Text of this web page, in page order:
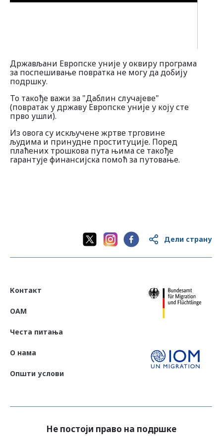
Држављани Европске уније у оквиру програма
за поспешивање повратка не могу да добију
подршку.
То такође важи за "Даблин случајеве"
(повратак у државу Европске уније у коју сте
прво ушли).
Из овога су искључене жртве трговине
људима и принудне проституције. Поред
плаћених трошкова пута њима се такође
гарантује финансијска помоћ за путовање.
Дели страну
Контакт
OAM
Честа питања
О нама
Општи услови
Не постоји право на подршке